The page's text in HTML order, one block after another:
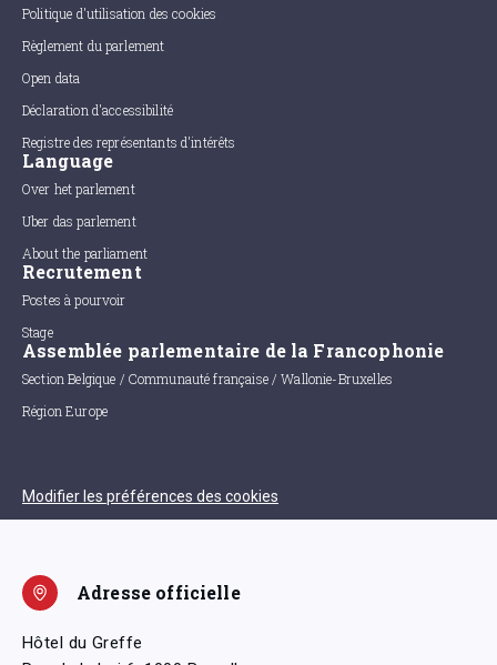
Politique d'utilisation des cookies
Règlement du parlement
Open data
Déclaration d'accessibilité
Registre des représentants d'intérêts
Language
Over het parlement
Uber das parlement
About the parliament
Recrutement
Postes à pourvoir
Stage
Assemblée parlementaire de la Francophonie
Section Belgique / Communauté française / Wallonie-Bruxelles
Région Europe
Modifier les préférences des cookies
Adresse officielle
Hôtel du Greffe